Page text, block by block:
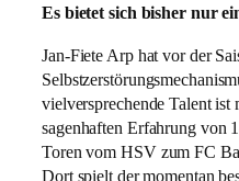
Es bietet sich bisher nur
Jan-Fiete Arp hat vor der
vielversprechende Talent ist
sagenhaften Erfahrung von
Toren vom HSV zum FC
Dort spielt der momentan